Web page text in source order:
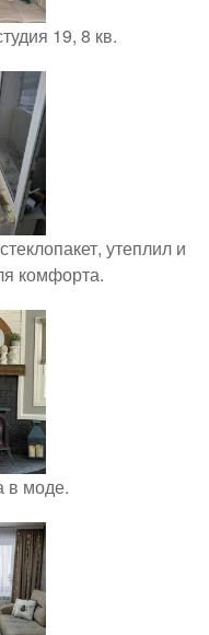
19, 8 кв.
утеплил и
комфорта.
в моде.